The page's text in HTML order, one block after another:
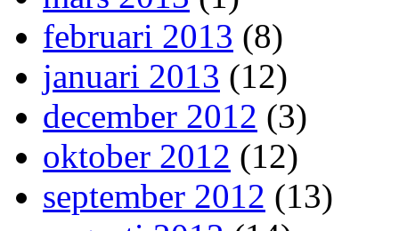
februari 2013 (8)
januari 2013 (12)
december 2012 (3)
oktober 2012 (12)
september 2012 (13)